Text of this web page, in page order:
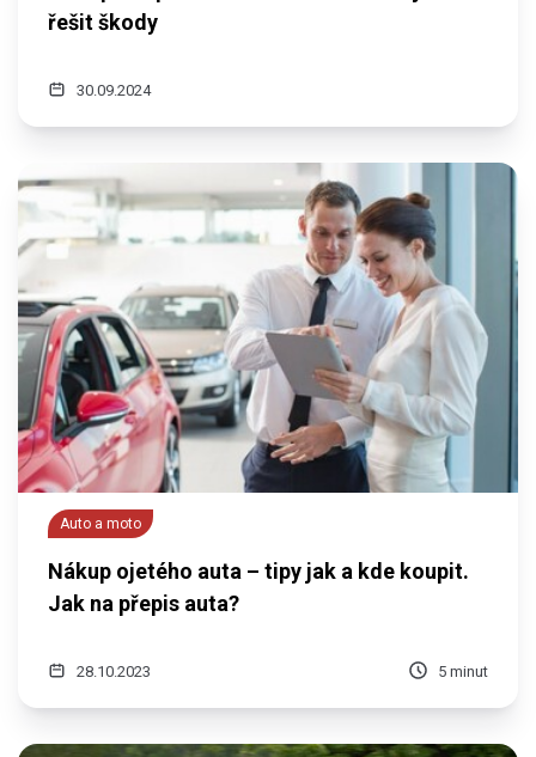
řešit škody
30.09.2024
Auto a moto
Nákup ojetého auta – tipy jak a kde koupit.
Jak na přepis auta?
28.10.2023 5 minut